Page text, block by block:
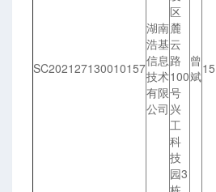
SC202127130010157
湖南
浩基
信息
技术
有限
公司
区
麓
云
路
100
号
兴
工
科
技
园3
曾
斌